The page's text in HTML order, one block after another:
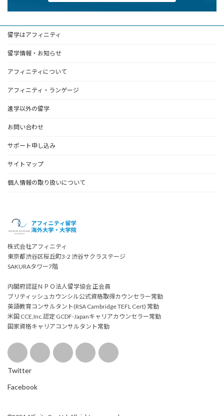
留学はアフィニティ
留学情報・お知らせ
アフィニティについて
アフィニティ・ランゲージ
進学以外の留学
お問い合わせ
サポート申し込み
サイトマップ
個人情報の取り扱いについて
株式会社アフィニティ
東京都渋谷区桜丘町3-2 渋谷サクラステージ
SAKURAタワー7階
内閣府認証ＮＰＯ法人留学協会 正会員
ブリティッシュカウンシル公式資格取得カウンセラー常勤
英語教育コンサルタント(RSA Cambridge TEFL Cert) 常勤
米国 CCE,Inc.認定 GCDF-Japanキャリアカウンセラー常勤
国家資格キャリアコンサルタント常勤
Twitter
Facebook